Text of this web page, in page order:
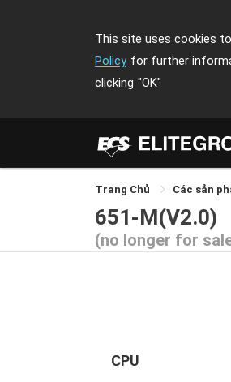
This site uses cookies
Policy for further
clicking "OK"
Trang Chủ Các sản
651-M(V2.0)
(no longer for
CPU